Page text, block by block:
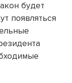
будет
появляться